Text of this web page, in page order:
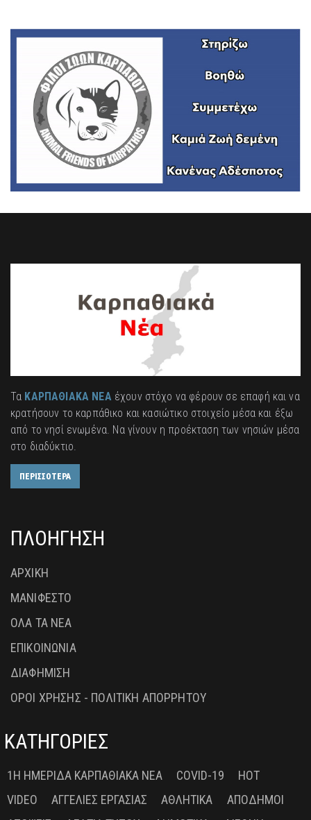
Τα ΚΑΡΠΑΘΙΑΚΑ ΝΕΑέχουν στόχο να φέρουν σε επαφή και να
κρατήσουν το καρπάθικο και κασιώτικο στοιχείο μέσα και έξω
από το νησί ενωμένα. Να γίνουν η προέκταση των νησιών μέσα
στο διαδύκτιο.
ΠΕΡΙΣΣΟΤΕΡΑ
ΠΛΟΗΓΗΣΗ
ΑΡΧΙΚΗ
ΜΑΝΙΦΕΣΤΟ
ΟΛΑ ΤΑ ΝΕΑ
ΕΠΙΚΟΙΝΩΝΙΑ
ΔΙΑΦΗΜΙΣΗ
ΟΡΟΙ ΧΡΗΣΗΣ - ΠΟΛΙΤΙΚΗ ΑΠΟΡΡΗΤΟΥ
ΚΑΤΗΓΟΡΙΕΣ
1Η ΗΜΕΡΊΔΑ ΚΑΡΠΑΘΙΑΚΆ ΝΈΑ COVID-19
HOT
VIDEO
ΑΓΓΕΛΊΕΣ ΕΡΓΑΣΊΑΣ ΑΘΛΗΤΙΚΆ
ΑΠΌΔΗΜΟΙ